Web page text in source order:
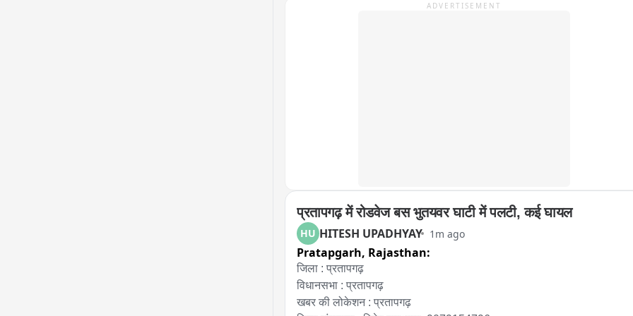
ADVERTISEMENT
प्रतापगढ़ में रोडवेज बस भुतयवर घाटी में पलटी, कई घायल
HU HITESH UPADHYAY 1m ago
Pratapgarh, Rajasthan:
जिला : प्रतापगढ़
विधानसभा : प्रतापगढ़
खबर की लोकेशन : प्रतापगढ़